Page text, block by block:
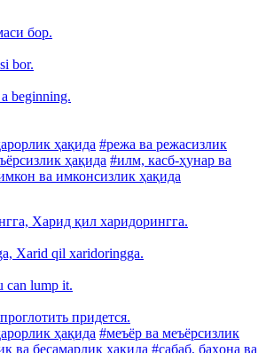
бор.
bor.
beginning.
ҳақида #режа ва режасизлик
ҳақида #илм, касб-ҳунар ва
ва имконсизлик ҳақида
Харид қил харидорингга.
Xarid qil xaridoringga.
can lump it.
придется.
ҳақида #меъёр ва меъёрсизлик
ва бесамарлик ҳақида #сабаб, баҳона ва